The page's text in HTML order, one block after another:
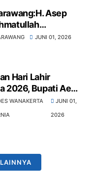
Asep
ASN yang
JUNI 01, 2026
Hari Lahir
2026, Bupati Aep
Pancasila Fondasi
dan Kemajuan
WANAKERTA
JUNI 01,
2026